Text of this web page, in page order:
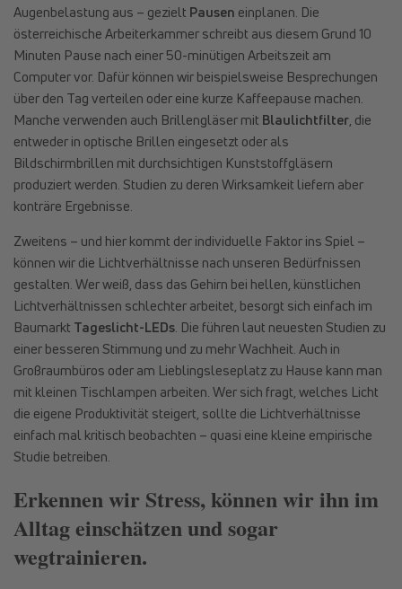
Augenbelastung aus – gezielt Pausen einplanen. Die
österreichische Arbeiterkammer schreibt aus diesem Grund 10
Minuten Pause nach einer 50-minütigen Arbeitszeit am
Computer vor. Dafür können wir beispielsweise Besprechungen
über den Tag verteilen oder eine kurze Kaffeepause machen.
Manche verwenden auch Brillengläser mit Blaulichtfilter, die
entweder in optische Brillen eingesetzt oder als
Bildschirmbrillen mit durchsichtigen Kunststoffgläsern
produziert werden. Studien zu deren Wirksamkeit liefern aber
konträre Ergebnisse.
Zweitens – und hier kommt der individuelle Faktor ins Spiel –
können wir die Lichtverhältnisse nach unseren Bedürfnissen
gestalten. Wer weiß, dass das Gehirn bei hellen, künstlichen
Lichtverhältnissen schlechter arbeitet, besorgt sich einfach im
Baumarkt Tageslicht-LEDs. Die führen laut neuesten Studien zu
einer besseren Stimmung und zu mehr Wachheit. Auch in
Großraumbüros oder am Lieblingsleseplatz zu Hause kann man
mit kleinen Tischlampen arbeiten. Wer sich fragt, welches Licht
die eigene Produktivität steigert, sollte die Lichtverhältnisse
einfach mal kritisch beobachten – quasi eine kleine empirische
Studie betreiben.
Erkennen wir Stress, können wir ihn im
Alltag einschätzen und sogar
wegtrainieren.